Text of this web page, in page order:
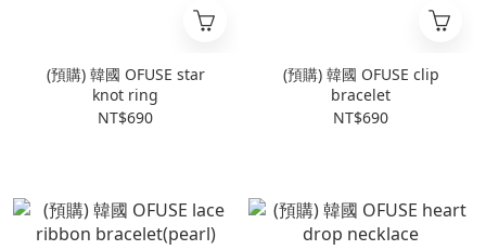
(預購) 韓國 OFUSE star
knot ring
NT$690
(預購) 韓國 OFUSE clip
bracelet
NT$690